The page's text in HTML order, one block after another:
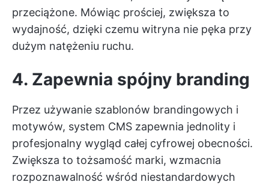
przeciążone. Mówiąc prościej, zwiększa to
wydajność, dzięki czemu witryna nie pęka przy
dużym natężeniu ruchu.
4. Zapewnia spójny branding
Przez używanie szablonów brandingowych i
motywów, system CMS zapewnia jednolity i
profesjonalny wygląd całej cyfrowej obecności.
Zwiększa to tożsamość marki, wzmacnia
rozpoznawalność wśród niestandardowych